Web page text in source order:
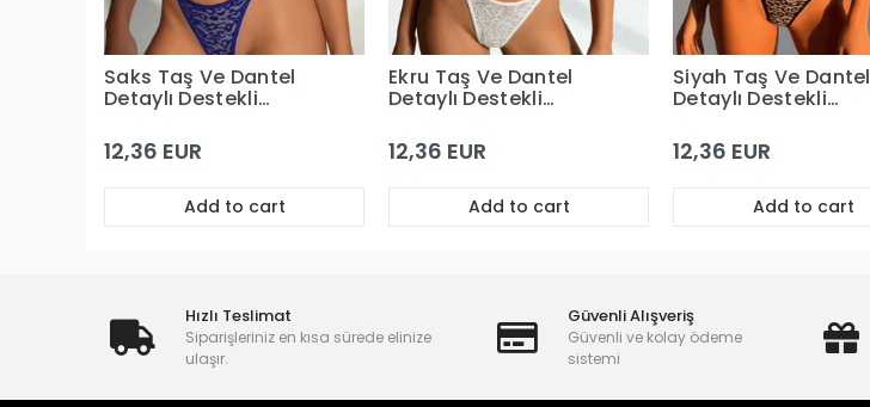
Saks Taş Ve Dantel
Detaylı Destekli
12,36 EUR
Add to cart
Ekru Taş Ve Dantel
Detaylı Destekli
12,36 EUR
Add to cart
Siyah Taş Ve Dantel
Detaylı Destekli
12,36 EUR
Add to cart
Hızlı Teslimat
Siparişleriniz en kısa sürede elinize
ulaşır.
Güvenli Alışveriş
Güvenli ve kolay ödeme
sistemi